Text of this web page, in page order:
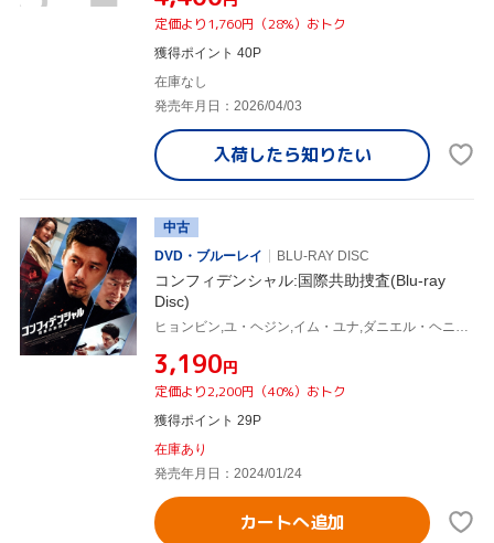
定価より1,760円（28%）おトク
獲得ポイント 40P
在庫なし
発売年月日：2026/04/03
入荷したら知りたい
中古
DVD・ブルーレイ
BLU-RAY DISC
コンフィデンシャル:国際共助捜査(Blu-ray
Disc)
¥3,190円
定価より2,200円（40%）おトク
獲得ポイント 29P
在庫あり
発売年月日：2024/01/24
カートへ追加